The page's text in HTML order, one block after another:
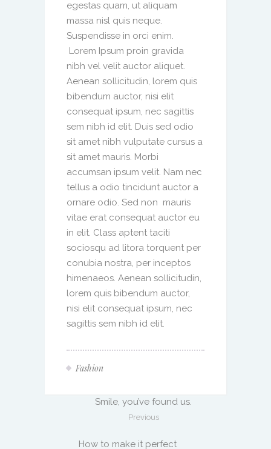
egestas quam, ut aliquam
massa nisl quis neque.
Suspendisse in orci enim.
Lorem Ipsum proin gravida
nibh vel velit auctor aliquet.
Aenean sollicitudin, lorem quis
bibendum auctor, nisi elit
consequat ipsum, nec sagittis
sem nibh id elit. Duis sed odio
sit amet nibh vulputate cursus a
sit amet mauris. Morbi
accumsan ipsum velit. Nam nec
tellus a odio tincidunt auctor a
ornare odio. Sed non mauris
vitae erat consequat auctor eu
in elit. Class aptent taciti
sociosqu ad litora torquent per
conubia nostra, per inceptos
himenaeos. Aenean sollicitudin,
lorem quis bibendum auctor,
nisi elit consequat ipsum, nec
sagittis sem nibh id elit.
Fashion
Smile, you’ve found us.
Previous
How to make it perfect